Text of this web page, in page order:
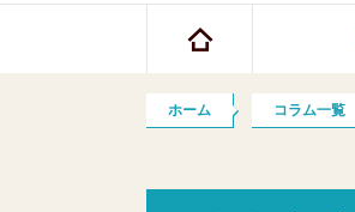
ホーム コラム一覧